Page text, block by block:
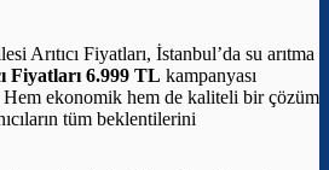
Arıtıcı Fiyatları, İstanbul’da su arıtma
Fiyatları 6.999 TL kampanyası
Hem ekonomik hem de kaliteli bir çözüm
tüm beklentilerini